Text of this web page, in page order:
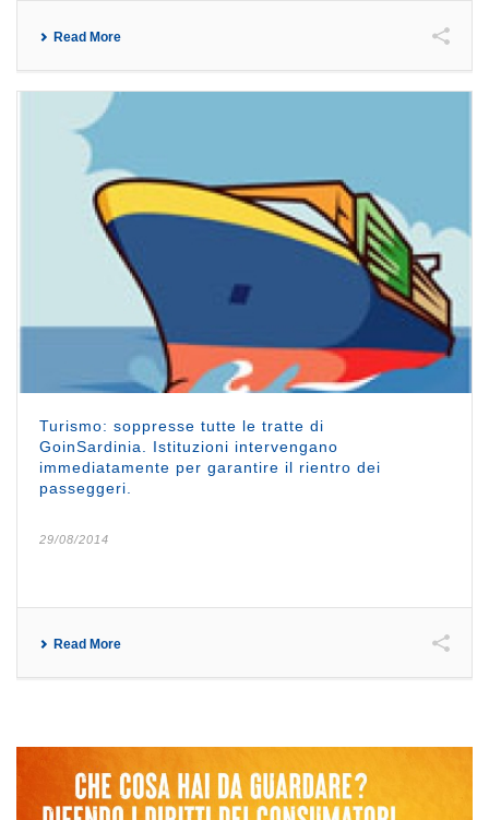
Read More
Turismo: soppresse tutte le tratte di
GoinSardinia. Istituzioni intervengano
immediatamente per garantire il rientro dei
passeggeri.
29/08/2014
Read More